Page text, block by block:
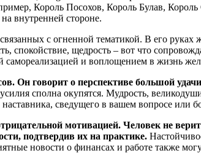
Король Посохов, Король Булав,
внутренней стороне.
с огненной тематикой. В его руках
спокойствие, щедрость – вот что
и воплощением в жизнь
говорит о перспективе большой удачи,
сполна окупятся. Мудрость,
сведущего в вашем вопросе или
мотивацией. Человек не
подтвердив их на практике.
новости о финансах и работе также